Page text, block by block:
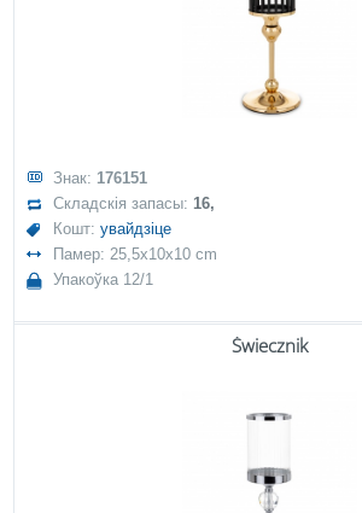
Знак: 176151
Складскія запасы:16,
Кошт:увайдзіце
Памер: 25,5x10x10 cm
Упакоўка 12/1
Świecznik